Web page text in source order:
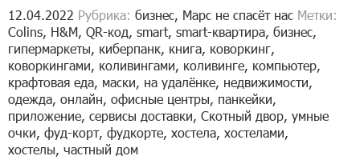
12.04.2022 Рубрика: бизнес, Марс не спасёт нас Метки:
Colins, H&M, QR-код, smart, smart-квартира, бизнес,
гипермаркеты, киберпанк, книга, коворкинг,
коворкингами, коливингами, коливинге, компьютер,
крафтовая еда, маски, на удалёнке, недвижимости,
одежда, онлайн, офисные центры, панкейки,
приложение, сервисы доставки, Скотный двор, умные
очки, фуд-корт, фудкорте, хостела, хостелами,
хостелы, частный дом